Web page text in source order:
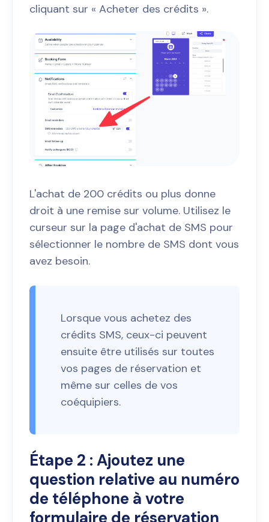
cliquant sur « Acheter des crédits ».
L'achat de 200 crédits ou plus donne
droit à une remise sur volume. Utilisez le
curseur sur la page d'achat de SMS pour
sélectionner le nombre de SMS dont vous
avez besoin.
Lorsque vous achetez des
crédits SMS, ceux-ci peuvent
ensuite être utilisés sur toutes
vos pages de réservation et
même sur celles de vos
coéquipiers.
Étape 2 : Ajoutez une
question relative au numéro
de téléphone à votre
formulaire de réservation